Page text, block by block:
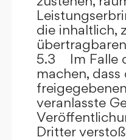
die inhaltlich,
5.3 Im Falle
machen,
veranlasste
Dritter